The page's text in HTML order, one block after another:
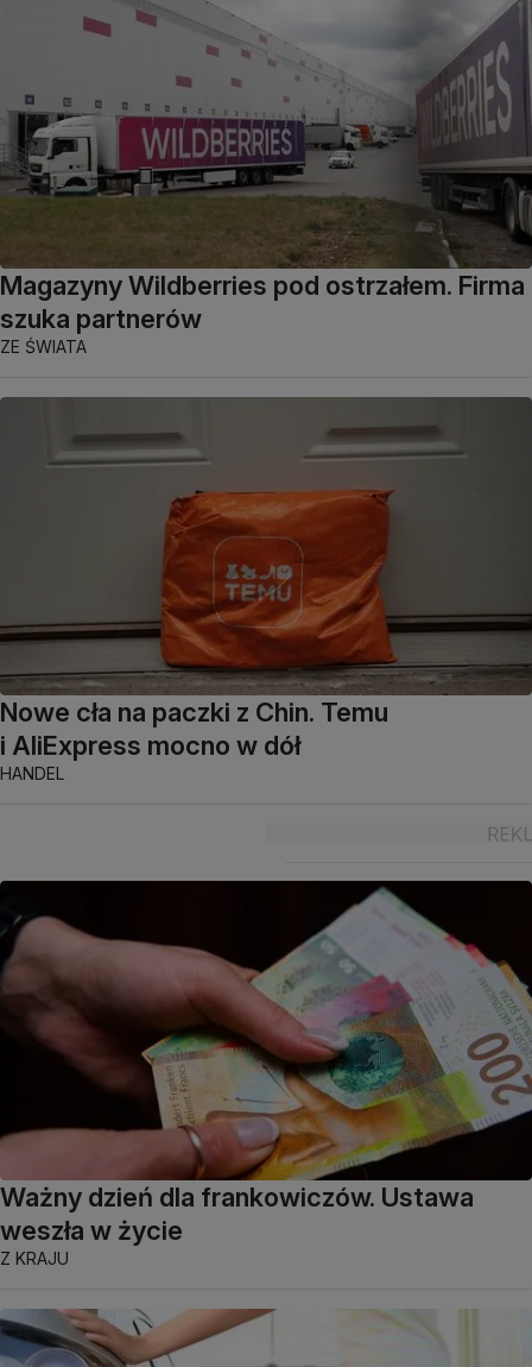
Magazyny Wildberries pod ostrzałem. Firma
szuka partnerów
ZE ŚWIATA
Nowe cła na paczki z Chin. Temu
i AliExpress mocno w dół
HANDEL
Ważny dzień dla frankowiczów. Ustawa
weszła w życie
Z KRAJU